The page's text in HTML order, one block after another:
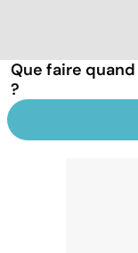
Que faire
?